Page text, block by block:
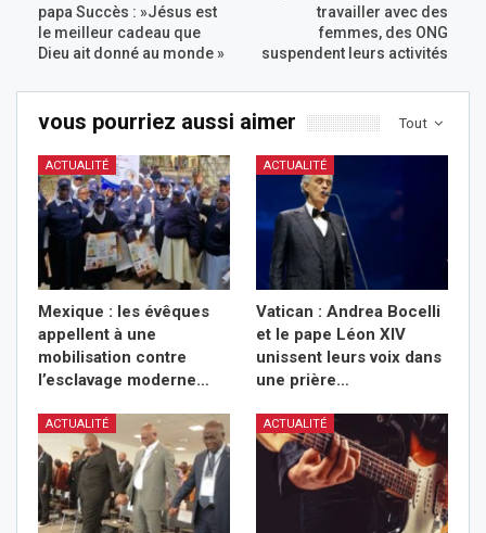
papa Succès : »Jésus est
le meilleur cadeau que
Dieu ait donné au monde »
travailler avec des
femmes, des ONG
suspendent leurs activités
Tout
vous pourriez aussi aimer
ACTUALITÉ
Mexique : les évêques
appellent à une
mobilisation contre
l’esclavage moderne…
ACTUALITÉ
Vatican : Andrea Bocelli
et le pape Léon XIV
unissent leurs voix dans
une prière…
ACTUALITÉ ACTUALITÉ